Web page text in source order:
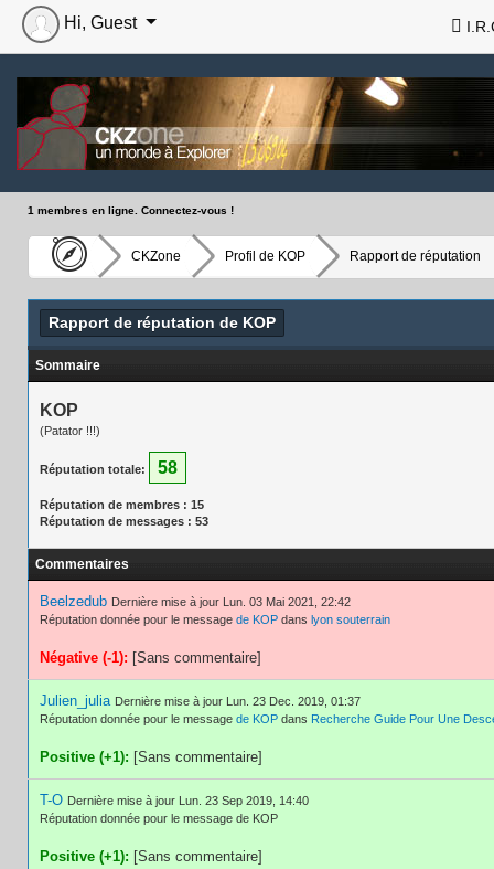
Hi, Guest
1 membres en ligne. Connectez-vous !
CKZone Profil de KOP Rapport de réputation
Rapport de réputation de KOP
Sommaire
KOP
(Patator !!!)
Réputation totale: 58
Réputation de membres : 15
Réputation de messages : 53
Commentaires
Beelzedub Dernière mise à jour Lun. 03 Mai 2021, 22:42
Réputation donnée pour le message de KOP dans lyon souterrain
Négative (-1): [Sans commentaire]
Julien_julia Dernière mise à jour Lun. 23 Dec. 2019, 01:37
Réputation donnée pour le message de KOP dans Recherche Guide Pour Une
Positive (+1): [Sans commentaire]
T-O Dernière mise à jour Lun. 23 Sep 2019, 14:40
Réputation donnée pour le message de KOP
Positive (+1): [Sans commentaire]